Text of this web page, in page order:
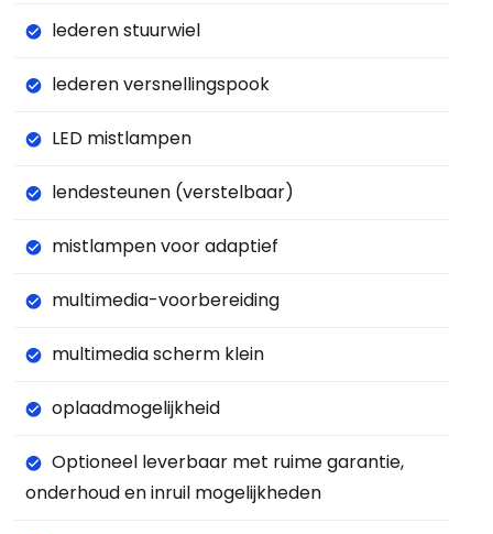
lederen stuurwiel
lederen versnellingspook
LED mistlampen
lendesteunen (verstelbaar)
mistlampen voor adaptief
multimedia-voorbereiding
multimedia scherm klein
oplaadmogelijkheid
Optioneel leverbaar met ruime garantie,
onderhoud en inruil mogelijkheden